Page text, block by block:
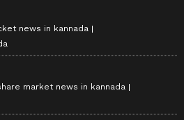
news in kannada
market news in kannada